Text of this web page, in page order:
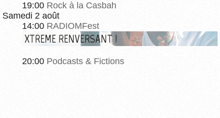
19:00 Rock à la Casbah
Samedi 2 août
14:00 RADIOMFest
XTREME RENVERSANT !
20:00 Podcasts & Fictions